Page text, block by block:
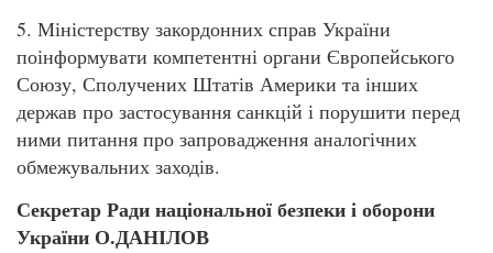
5. Міністерству закордонних справ України
поінформувати компетентні органи Європейського
Союзу, Сполучених Штатів Америки та інших
держав про застосування санкцій і порушити перед
ними питання про запровадження аналогічних
обмежувальних заходів.
Секретар Ради національноїбезпеки і оборони
України О.ДАНІЛОВ